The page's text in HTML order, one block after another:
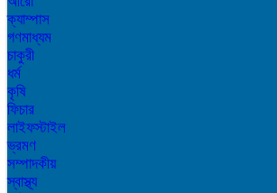
ক্যাম্পাস
গণমাধ্যম
চাকুরী
ধর্ম
কৃষি
ফিচার
লাইফস্টাইল
ভ্রমণ
সম্পাদকীয়
স্বাস্থ্য